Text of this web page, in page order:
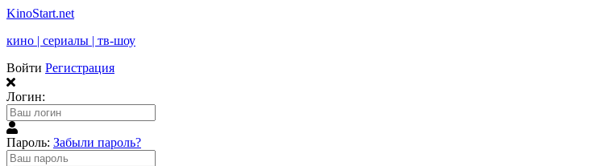
KinoStart.net
кино | сериалы | тв-шоу
Войти Регистрация
Логин:
Пароль: Забыли пароль?